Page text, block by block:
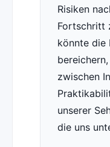
Risiken
Fortschritt
könnte die
zwischen
unserer
die uns